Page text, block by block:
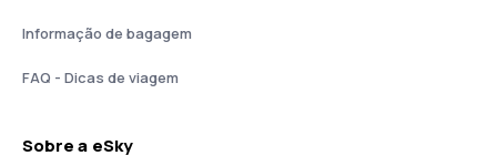
Informação de bagagem
FAQ - Dicas de viagem
Sobre a eSky